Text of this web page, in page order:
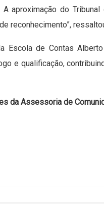
A aproximação do
reconhecimento”,
Escola de Contas
e qualificação,
da Assessoria de